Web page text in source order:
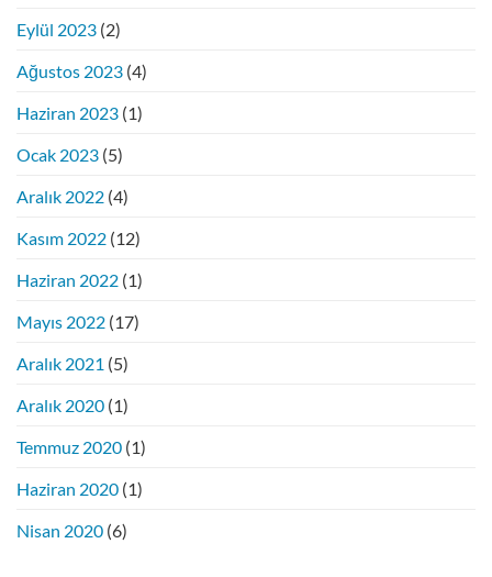
Eylül 2023 (2)
Ağustos 2023 (4)
Haziran 2023 (1)
Ocak 2023 (5)
Aralık 2022 (4)
Kasım 2022 (12)
Haziran 2022 (1)
Mayıs 2022 (17)
Aralık 2021 (5)
Aralık 2020 (1)
Temmuz 2020 (1)
Haziran 2020 (1)
Nisan 2020 (6)